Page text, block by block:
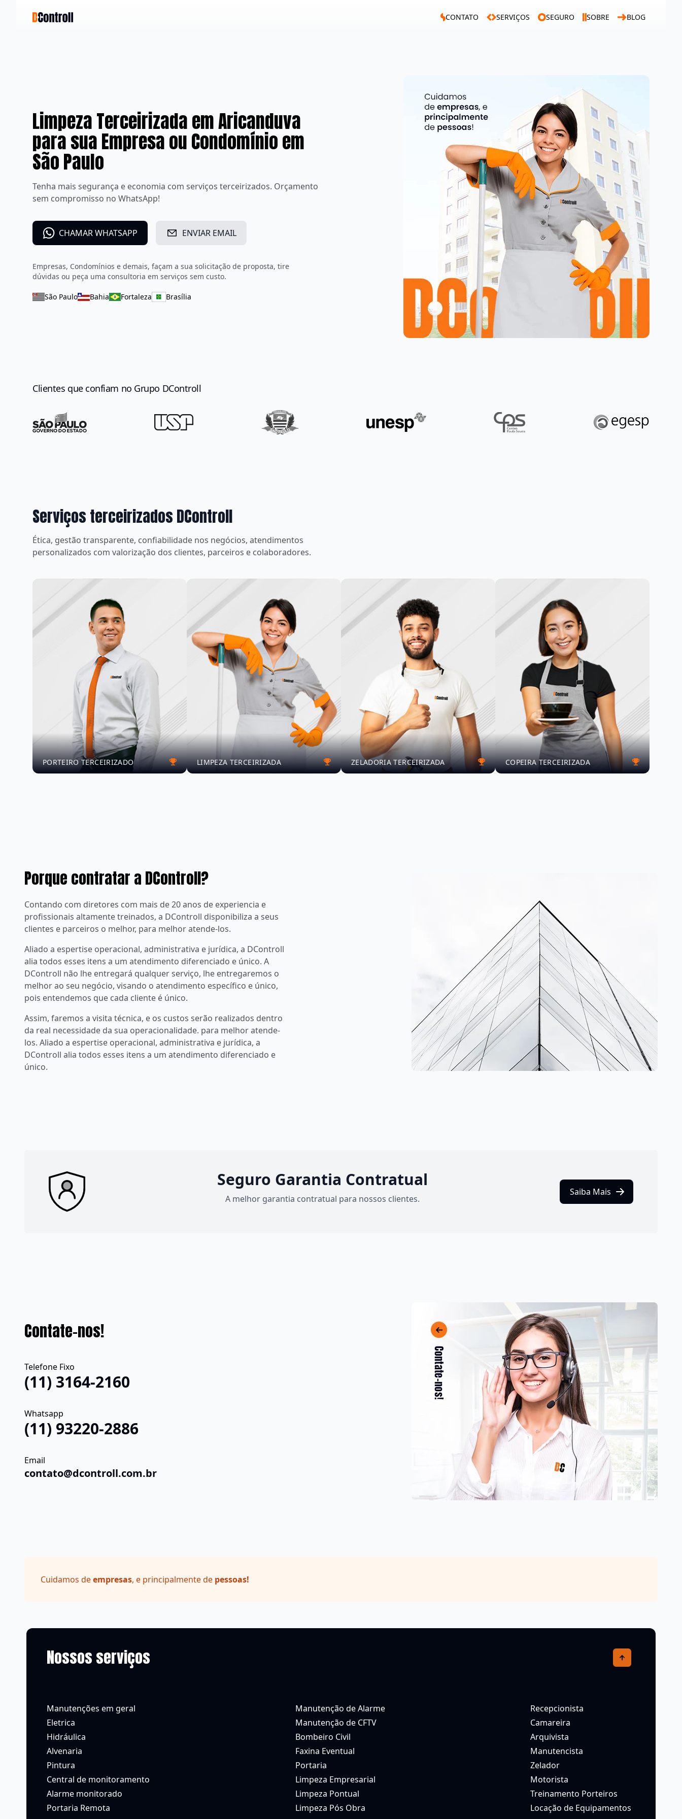
CONTATO SERVIÇOS SEGURO SOBRE BLOG
Limpeza Terceirizada em Aricanduva
para sua Empresa ou Condomínio em
São Paulo
Tenha mais segurança e economia com serviços terceirizados. Orçamento
sem compromisso no WhatsApp!
CHAMAR WHATSAPP ENVIAR EMAIL
Empresas, Condomínios e demais, façam a sua solicitação de proposta, tire
dúvidas ou peça uma consultoria em serviços sem custo.
São Paulo Bahia Fortaleza Brasília
Clientes que confiam no Grupo DControll
Serviços terceirizados DControll
Ética, gestão transparente, confiabilidade nos negócios, atendimentos
personalizados com valorização dos clientes, parceiros e colaboradores.
PORTEIRO TERCEIRIZADO LIMPEZA TERCEIRIZADA ZELADORIA TERCEIRIZADA COPEIRA TERCEIRIZADA
Porque contratar a DControll?
Contando com diretores com mais de 20 anos de experiencia e
profissionais altamente treinados, a DControll disponibiliza a seus
clientes e parceiros o melhor, para melhor atende-los.
Aliado a espertise operacional, administrativa e jurídica, a DControll
alia todos esses itens a um atendimento diferenciado e único. A
DControll não lhe entregará qualquer serviço, lhe entregaremos o
melhor ao seu negócio, visando o atendimento específico e único,
pois entendemos que cada cliente é único.
Assim, faremos a visita técnica, e os custos serão realizados dentro
da real necessidade da sua operacionalidade. para melhor atende-
los. Aliado a espertise operacional, administrativa e jurídica, a
DControll alia todos esses itens a um atendimento diferenciado e
único.
Seguro Garantia Contratual
A melhor garantia contratual para nossos clientes.
Saiba Mais
Contate-nos!
Telefone Fixo
(11) 3164-2160
Whatsapp
(11) 93220-2886
Email
contato@dcontroll.com.br
Cuidamos deempresas, e principalmente de pessoas!
Nossos serviços
Manutenções em geral
Eletrica
Hidráulica
Alvenaria
Pintura
Central de monitoramento
Alarme monitorado
Portaria Remota
Manutenção de Alarme
Manutenção de CFTV
Bombeiro Civil
Faxina Eventual
Portaria
Limpeza Empresarial
Limpeza Pontual
Limpeza Pós Obra
Recepcionista
Camareira
Arquivista
Manutencista
Zelador
Motorista
Treinamento Porteiros
Locação de Equipamentos